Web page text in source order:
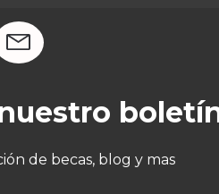
de becas, blog y mas